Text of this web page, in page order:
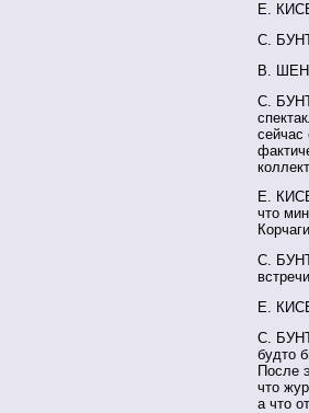
Е.
С.
В.
С.
сейчас
Е.
что
С.
Е.
С.
будто
После
что
а что